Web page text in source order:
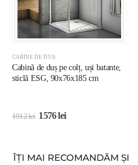
CABINE DE DUȘ
Cabină de duș pe colț, uși batante,
sticlă ESG, 90x76x185 cm
1912lei 1576lei
ÎȚI MAI RECOMANDĂM ȘI